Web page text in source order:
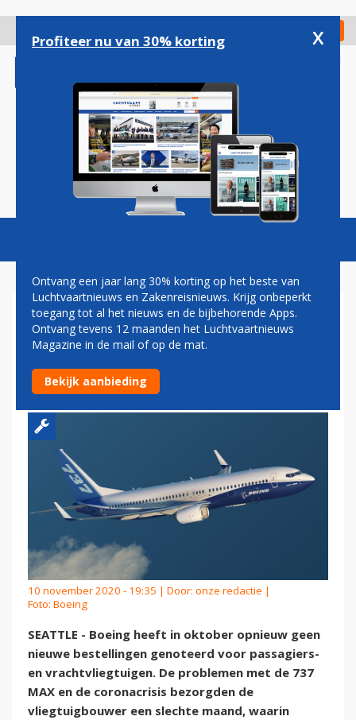
gaan
Check in
Magazine Podcasts Vacatures
BOEING WEET OPNIEUW GEEN
NIEUWE BESTELLINGEN TE
SCOREN
10 november 2020 - 19:35 | Door: onze redactie |
Foto: Boeing
SEATTLE - Boeing heeft in oktober opnieuw geen
nieuwe bestellingen genoteerd voor passagiers-
en vrachtvliegtuigen. De problemen met de 737
MAX en de coronacrisis bezorgden de
vliegtuigbouwer een slechte maand, waarin
Profiteer nu van 30% korting x
Ontvang een jaar lang 30% korting op het beste van
Luchtvaartnieuws en Zakenreisnieuws. Krijg onbeperkt
toegang tot al het nieuws en de bijbehorende Apps.
Ontvang tevens 12 maanden het Luchtvaartnieuws
Magazine in de mail of op de mat.
Bekijk aanbieding